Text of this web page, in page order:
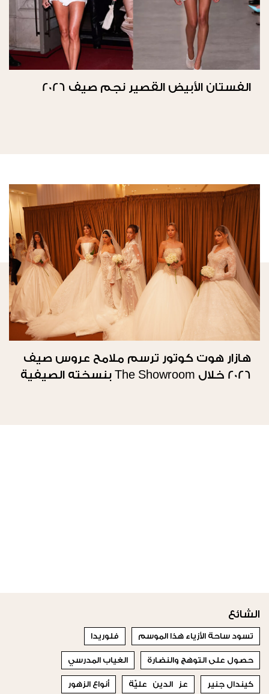
الفستان الأبيض القصير نجم صيف 2026
هازار هوت كوتور ترسم ملامح عروس صيف
2026 خلال The Showroom بنسخته الصيفية
الشائع
تسود ساحة الأزياء هذا الموسم فلوريدا
حصول على التوهج والنضارة الغياب المدرسي
كيندال جنير عز الدين عليّة أنواع الزهور